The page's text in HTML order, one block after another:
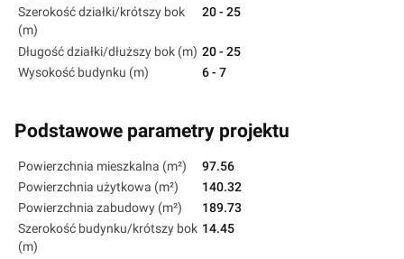
Szerokość działki/krótszy bok
(m)
20 - 25
Długość działki/dłuższy bok (m) 20 - 25
Wysokość budynku (m)
6 - 7
Podstawowe parametry projektu
Powierzchnia mieszkalna (m²)
97.56
Powierzchnia użytkowa (m²)
140.32
Powierzchnia zabudowy (m²)
189.73
Szerokość budynku/krótszy bok
(m)
14.45